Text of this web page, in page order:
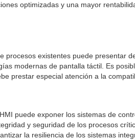
optimizadas y una mayor
existentes puede
modernas de pantalla táctil. Es
prestar especial atención a la
puede exponer los sistemas de
y seguridad de los procesos
la resiliencia de los sistemas